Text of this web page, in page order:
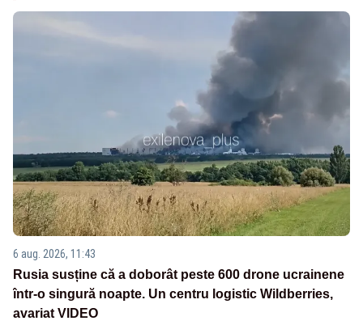
6 aug. 2026, 11:43
Rusia susține că a doborât peste 600 drone ucrainene
într-o singură noapte. Un centru logistic Wildberries,
avariat VIDEO